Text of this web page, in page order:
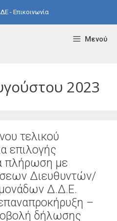
- Επικοινωνία
Μενού
2023
τελικού
επιλογής
πλήρωση με
Διευθυντών/
Δ.Δ.Ε.
–
δήλωσης